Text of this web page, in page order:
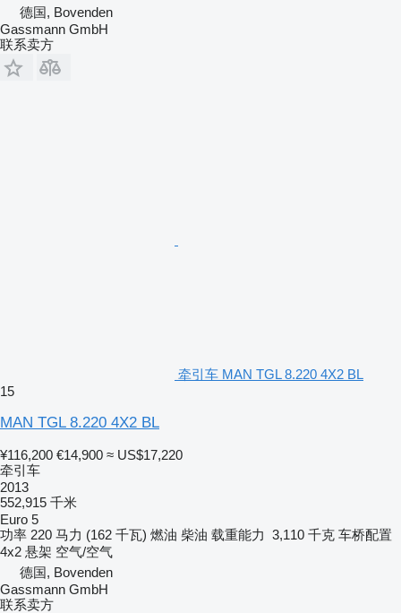
德国, Bovenden
Gassmann GmbH
联系卖方
牵引车 MAN TGL 8.220 4X2 BL
15
MAN TGL 8.220 4X2 BL
¥116,200 €14,900 ≈ US$17,220
牵引车
2013
552,915 千米
Euro 5
功率 220 马力 (162 千瓦) 燃油 柴油 载重能力 3,110 千克 车桥配置
4x2 悬架 空气/空气
德国, Bovenden
Gassmann GmbH
联系卖方